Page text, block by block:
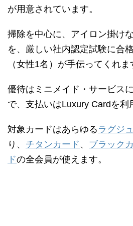
が用意されています。
掃除を中心に、アイロン掛け
を、厳しい社内認定試験に合
（女性1名）が手伝ってくれま
優待はミニメイド・サービス
で、支払いはLuxury Cardを利
対象カードはあらゆる ラグジ
り、 チタンカード 、 ブラック
ドの全会員が使えます。